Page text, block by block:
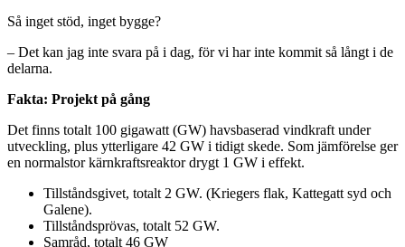
Så inget stöd, inget bygge?
– Det kan jag inte svara på i dag, för vi har inte kommit så långt i de
delarna.
Fakta: Projekt på gång
Det finns totalt 100 gigawatt (GW) havsbaserad vindkraft under
utveckling, plus ytterligare 42 GW i tidigt skede. Som jämförelse ger
en normalstor kärnkraftsreaktor drygt 1 GW i effekt.
Tillståndsgivet, totalt 2 GW. (Kriegers flak, Kattegatt syd och
Galene).
Tillståndsprövas, totalt 52 GW.
Samråd, totalt 46 GW